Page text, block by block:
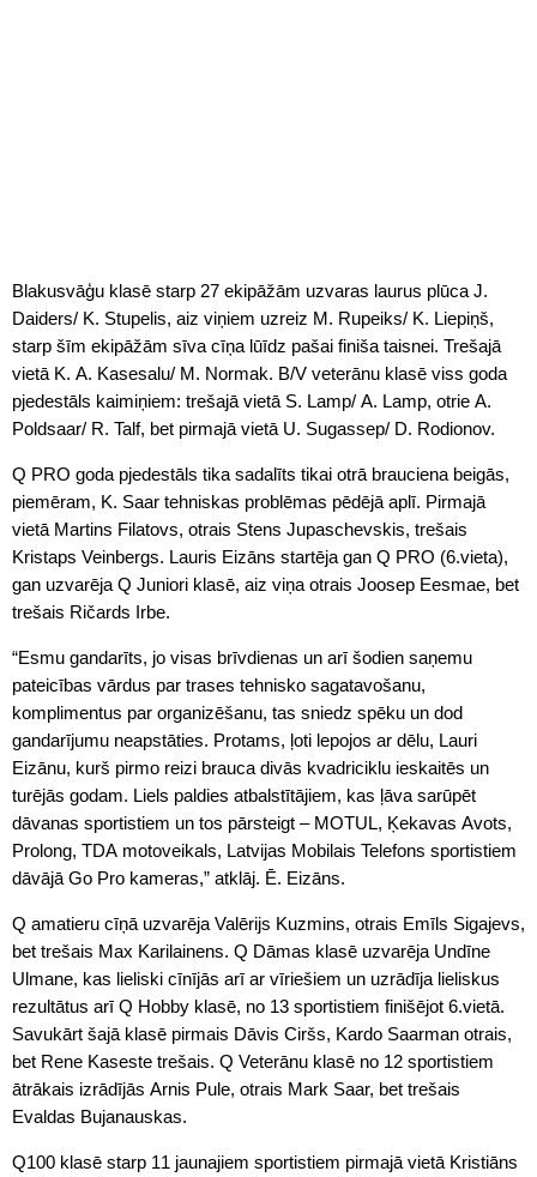
Blakusvāģu klasē starp 27 ekipāžām uzvaras laurus plūca J.
Daiders/ K. Stupelis, aiz viņiem uzreiz M. Rupeiks/ K. Liepiņš,
starp šīm ekipāžām sīva cīņa lūīdz pašai finiša taisnei. Trešajā
vietā K. A. Kasesalu/ M. Normak. B/V veterānu klasē viss goda
pjedestāls kaimiņiem: trešajā vietā S. Lamp/ A. Lamp, otrie A.
Poldsaar/ R. Talf, bet pirmajā vietā U. Sugassep/ D. Rodionov.
Q PRO goda pjedestāls tika sadalīts tikai otrā brauciena beigās,
piemēram, K. Saar tehniskas problēmas pēdējā aplī. Pirmajā
vietā Martins Filatovs, otrais Stens Jupaschevskis, trešais
Kristaps Veinbergs. Lauris Eizāns startēja gan Q PRO (6.vieta),
gan uzvarēja Q Juniori klasē, aiz viņa otrais Joosep Eesmae, bet
trešais Ričards Irbe.
“Esmu gandarīts, jo visas brīvdienas un arī šodien saņemu
pateicības vārdus par trases tehnisko sagatavošanu,
komplimentus par organizēšanu, tas sniedz spēku un dod
gandarījumu neapstāties. Protams, ļoti lepojos ar dēlu, Lauri
Eizānu, kurš pirmo reizi brauca divās kvadriciklu ieskaitēs un
turējās godam. Liels paldies atbalstītājiem, kas ļāva sarūpēt
dāvanas sportistiem un tos pārsteigt – MOTUL, Ķekavas Avots,
Prolong, TDA motoveikals, Latvijas Mobilais Telefons sportistiem
dāvājā Go Pro kameras,” atklāj. Ē. Eizāns.
Q amatieru cīņā uzvarēja Valērijs Kuzmins, otrais Emīls Sigajevs,
bet trešais Max Karilainens. Q Dāmas klasē uzvarēja Undīne
Ulmane, kas lieliski cīnījās arī ar vīriešiem un uzrādīja lieliskus
rezultātus arī Q Hobby klasē, no 13 sportistiem finišējot 6.vietā.
Savukārt šajā klasē pirmais Dāvis Ciršs, Kardo Saarman otrais,
bet Rene Kaseste trešais. Q Veterānu klasē no 12 sportistiem
ātrākais izrādījās Arnis Pule, otrais Mark Saar, bet trešais
Evaldas Bujanauskas.
Q100 klasē starp 11 jaunajiem sportistiem pirmajā vietā Kristiāns